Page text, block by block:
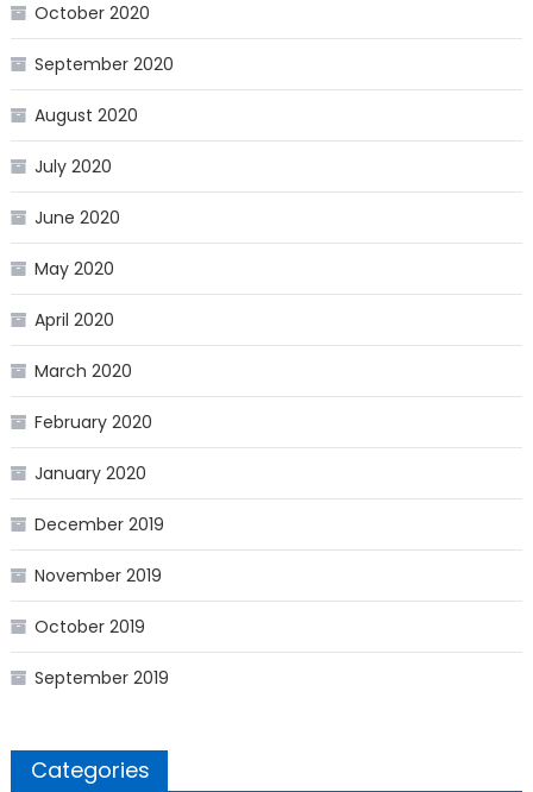
October 2020
September 2020
August 2020
July 2020
June 2020
May 2020
April 2020
March 2020
February 2020
January 2020
December 2019
November 2019
October 2019
September 2019
Categories